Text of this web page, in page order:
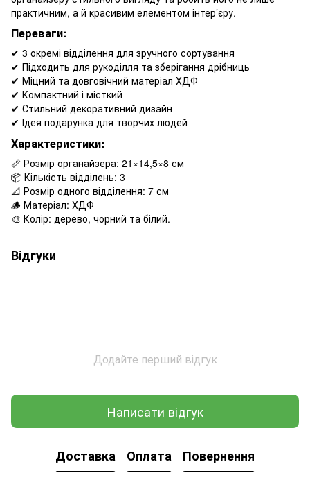
практичним, а й красивим елементом інтер’єру.
Переваги:
✔ 3 окремі відділення для зручного сортування
✔ Підходить для рукоділля та зберігання дрібниць
✔ Міцний та довговічний матеріал ХДФ
✔ Компактний і місткий
✔ Стильний декоративний дизайн
✔ Ідея подарунка для творчих людей
Характеристики:
📏 Розмір органайзера: 21×14,5×8 см
📦 Кількість відділень: 3
📐 Розмір одного відділення: 7 см
🪵 Матеріал: ХДФ
🎨 Колір: дерево, чорний та білий.
Відгуки
Додайте перший відгук
Написати відгук
Доставка Оплата Повернення